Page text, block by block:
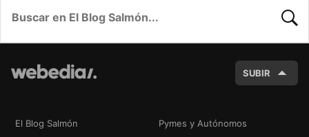
SUBIR
El Blog Salmón Pymes y Autónomos